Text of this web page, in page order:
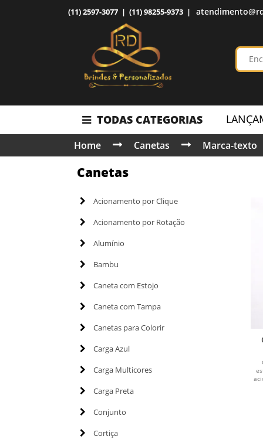
(11) 2597-3077 | (11) 98255-9373 |
TODAS CATEGORIAS
Home Canetas Marca-texto
Canetas
Acionamento por Clique
Acionamento por Rotação
Alumínio
Bambu
Caneta com Estojo
Caneta com Tampa
Canetas para Colorir
Carga Azul
Carga Multicores
Carga Preta
Conjunto
Cortiça